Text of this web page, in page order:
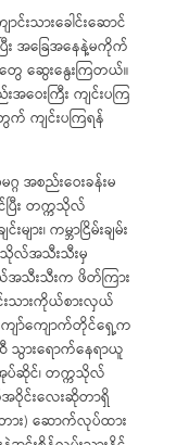
းသားခေါင်းဆောင်
ြီး အခြေအနေနဲ့မကိုက်
ေ ဆွေးနွေးကြတယ်။
ဝေးကြီး ကျင်းပကြ
က် ကျင်းပကြရန်
အစည်းဝေးခန်းမ
ြီး တက္ကသိုလ်
ျား၊ ကမ္ဘာငြိမ်းချမ်း
သိုလ်အသီးသီးမှ
ယ်အသီးသီးက ဖိတ်ကြား
းသားကိုယ်စားလှယ်
ျော်ကျောက်တိုင်ရှေ့က
သွားရောက်နေရာယူ
ပ်ဆိုင်၊ တက္ကသိုလ်
အဝိုင်းလေးဆိုတာရှိ
တား) ဆောက်လုပ်ထား